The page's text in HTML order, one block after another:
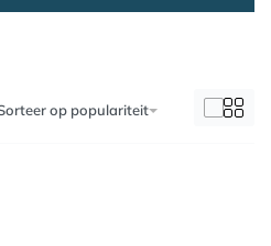
op populariteit